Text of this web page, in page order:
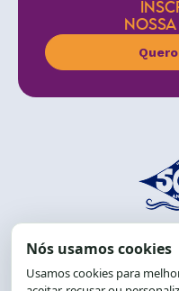
NOSSA
End.: R.